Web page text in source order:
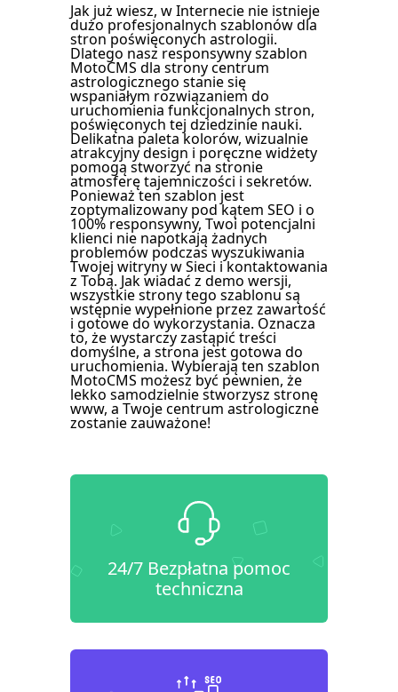
Jak już wiesz, w Internecie nie istnieje
dużo profesjonalnych szablonów dla
stron poświęconych astrologii.
Dlatego nasz responsywny szablon
MotoCMS dla strony centrum
astrologicznego stanie się
wspaniałym rozwiązaniem do
uruchomienia funkcjonalnych stron,
poświęconych tej dziedzinie nauki.
Delikatna paleta kolorów, wizualnie
atrakcyjny design i poręczne widżety
pomogą stworzyć na stronie
atmosferę tajemniczości i sekretów.
Ponieważ ten szablon jest
zoptymalizowany pod kątem SEO i o
100% responsywny, Twoi potencjalni
klienci nie napotkają żadnych
problemów podczas wyszukiwania
Twojej witryny w Sieci i kontaktowania
z Tobą. Jak wiadać z demo wersji,
wszystkie strony tego szablonu są
wstępnie wypełnione przez zawartość
i gotowe do wykorzystania. Oznacza
to, że wystarczy zastąpić treści
domyślne, a strona jest gotowa do
uruchomienia. Wybierają ten szablon
MotoCMS możesz być pewnien, że
lekko samodzielnie stworzysz stronę
www, a Twoje centrum astrologiczne
zostanie zauważone!
24/7 Bezpłatna pomoc
techniczna